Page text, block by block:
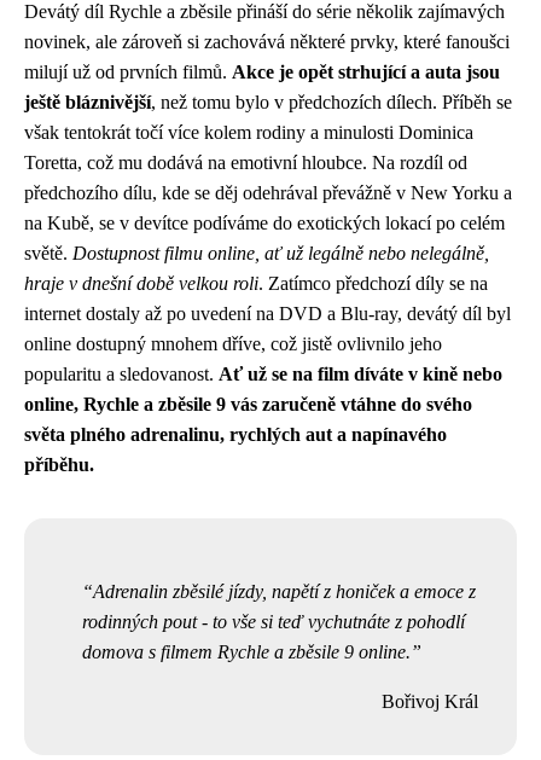
Devátý díl Rychle a zběsile přináší do série několik zajímavých
novinek, ale zároveň si zachovává některé prvky, které fanoušci
milují už od prvních filmů. Akce je opět strhující a auta jsou
ještě bláznivější, než tomu bylo v předchozích dílech. Příběh se
však tentokrát točí více kolem rodiny a minulosti Dominica
Toretta, což mu dodává na emotivní hloubce. Na rozdíl od
předchozího dílu, kde se děj odehrával převážně v New Yorku a
na Kubě, se v devítce podíváme do exotických lokací po celém
světě. Dostupnost filmu online, ať už legálně nebo nelegálně,
hraje v dnešní době velkou roli. Zatímco předchozí díly se na
internet dostaly až po uvedení na DVD a Blu-ray, devátý díl byl
online dostupný mnohem dříve, což jistě ovlivnilo jeho
popularitu a sledovanost. Ať už se na film díváte v kině nebo
online, Rychle a zběsile 9 vás zaručeně vtáhne do svého
světa plného adrenalinu, rychlých aut a napínavého
příběhu.
Adrenalin zběsilé jízdy, napětí z honiček a emoce z
rodinných pout - to vše si teď vychutnáte z pohodlí
domova s filmem Rychle a zběsile 9 online.
Bořivoj Král